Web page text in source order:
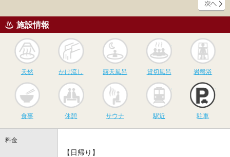
施設情報
天然
かけ流し
かけ流し
露天風呂
露天風呂
貸切風呂
貸切風呂 岩盤浴
食事 休憩
サウナ
サウナ 駅近 駐車
料金
【日帰り】